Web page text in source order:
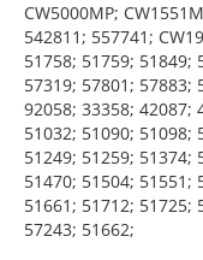
CW5000MP;
542811; 557741;
51758; 51759; 51849;
57319; 57801; 57883;
92058; 33358; 42087;
51032; 51090; 51098;
51249; 51259; 51374;
51470; 51504; 51551;
51661; 51712; 51725;
57243; 51662;